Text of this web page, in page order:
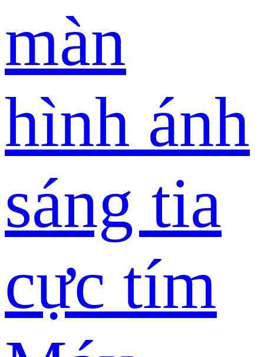
màn
hình ánh
sáng tia
cực tím